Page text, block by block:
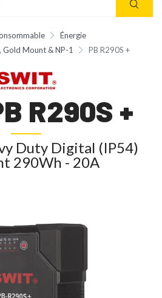
Énergie
Gold Mount & NP-1
PB R290S +
R290S +
Duty Digital (IP54)
290Wh - 20A